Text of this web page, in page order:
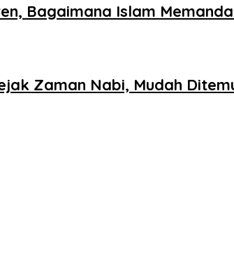
Bagaimana Islam
Zaman Nabi, Mudah